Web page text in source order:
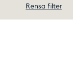
Rensa filter